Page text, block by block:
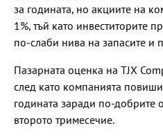
за годината, но акциите на
1%, тъй като инвеститорите
по-слаби нива на запасите и
Пазарната оценка на TJX
след като компанията
годината заради по-добрите
второто тримесечие.